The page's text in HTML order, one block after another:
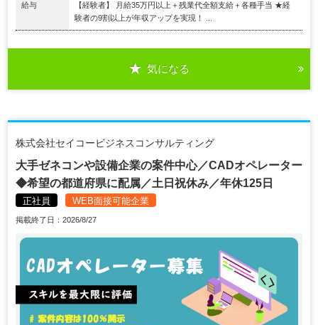
給与
【経験者】 月給35万円以上＋残業代全額支給＋各種手当 ★経
験者の9割以上が年収アップを実現！ ...
気になる
株式会社セイコービジネスコンサルティング
大手ゼネコンや設備企業の案件中心／CADオペレーター
◆希望の都道府県に配属／土日祝休み／年休125日
正社員 WEB面接可能企業
掲載終了日：2026/8/27